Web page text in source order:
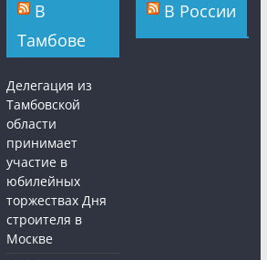
В
Тамбове
Делегация из
Тамбовской
области
принимает
участие в
юбилейных
торжествах Дня
строителя в
Москве
В России